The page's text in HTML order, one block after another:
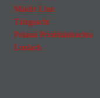
Maidir Linn
Táirgeacht
Polasaí Príobháideachta
Lonlach